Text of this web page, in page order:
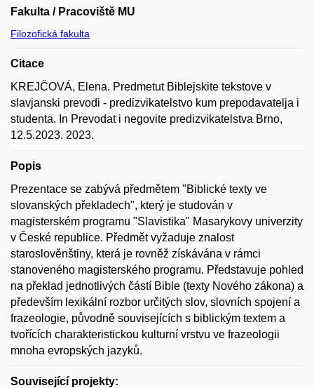
Fakulta / Pracoviště MU
Filozofická fakulta
Citace
KREJČOVÁ, Elena. Predmetut Biblejskite tekstove v
slavjanski prevodi - predizvikatelstvo kum prepodavatelja i
studenta. In Prevodat i negovite predizvikatelstva Brno,
12.5.2023. 2023.
Popis
Prezentace se zabývá předmětem "Biblické texty ve
slovanských překladech", který je studován v
magisterském programu "Slavistika" Masarykovy univerzity
v České republice. Předmět vyžaduje znalost
staroslověnštiny, která je rovněž získávána v rámci
stanoveného magisterského programu. Představuje pohled
na překlad jednotlivých částí Bible (texty Nového zákona) a
především lexikální rozbor určitých slov, slovních spojení a
frazeologie, původně souvisejících s biblickým textem a
tvořících charakteristickou kulturní vrstvu ve frazeologii
mnoha evropských jazyků.
Související projekty: